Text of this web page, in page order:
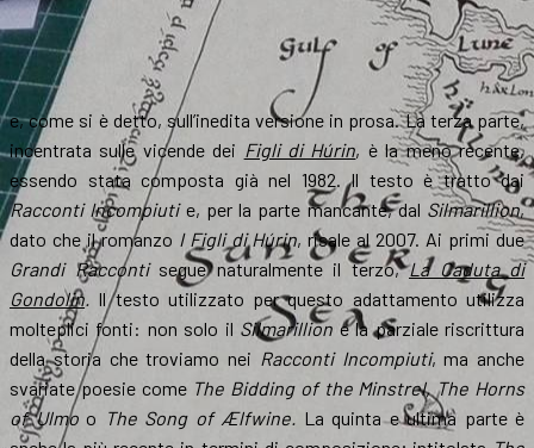
e, come si è detto, sull’inedita versione in prosa. La terza parte,
incentrata sulle vicende dei Figli di Húrin, è la meno recente,
essendo stata composta già nel 1982. Il testo è tratto dai
Racconti Incompiutie, per la parte mancante, dal Silmarillion,
dato che il romanzo I Figli di Húrin, risale al 2007. Ai primi due
Grandi Raccontisegue naturalmente il terzo,La Caduta di
Gondolin. Il testo utilizzato per questo adattamento utilizza
molteplici fonti: non solo il Silmarillion e la parziale riscrittura
della storia che troviamo nei Racconti Incompiuti, ma anche
svariate poesie come The Bidding of the Minstrel, The Horns
of Ulmo o The Song of Ælfwine. La quinta e ultima parte è